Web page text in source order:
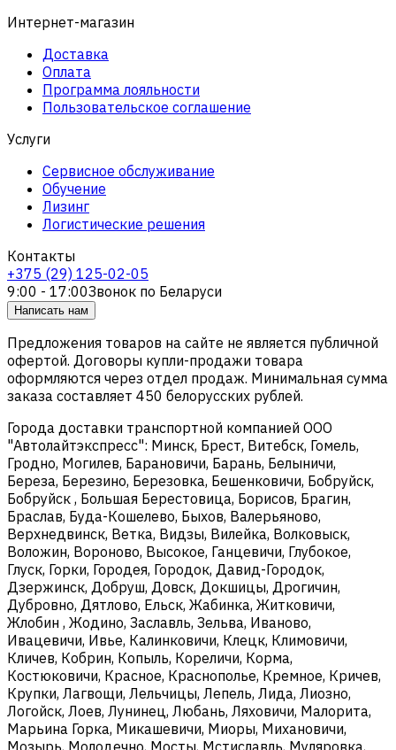
Интернет-магазин
Доставка
Оплата
Программа лояльности
Пользовательское соглашение
Услуги
Сервисное обслуживание
Обучение
Лизинг
Логистические решения
Контакты
+375 (29) 125-02-05
9:00 - 17:00Звонок по Беларуси
Написать нам
Предложения товаров на сайте не является публичной
офертой. Договоры купли-продажи товара
оформляются через отдел продаж. Минимальная сумма
заказа составляет 450 белорусских рублей.
Города доставки транспортной компанией ООО
"Автолайтэкспресс": Минск, Брест, Витебск, Гомель,
Гродно, Могилев, Барановичи, Барань, Белыничи,
Береза, Березино, Березовка, Бешенковичи, Бобруйск,
Бобруйск , Большая Берестовица, Борисов, Брагин,
Браслав, Буда-Кошелево, Быхов, Валерьяново,
Верхнедвинск, Ветка, Видзы, Вилейка, Волковыск,
Воложин, Вороново, Высокое, Ганцевичи, Глубокое,
Глуск, Горки, Городея, Городок, Давид-Городок,
Дзержинск, Добруш, Довск, Докшицы, Дрогичин,
Дубровно, Дятлово, Ельск, Жабинка, Житковичи,
Жлобин , Жодино, Заславль, Зельва, Иваново,
Ивацевичи, Ивье, Калинковичи, Клецк, Климовичи,
Кличев, Кобрин, Копыль, Кореличи, Корма,
Костюковичи, Красное, Краснополье, Кремное, Кричев,
Крупки, Лагвощи, Лельчицы, Лепель, Лида, Лиозно,
Логойск, Лоев, Лунинец, Любань, Ляховичи, Малорита,
Марьина Горка, Микашевичи, Миоры, Михановичи,
Мозырь, Молодечно, Мосты, Мстиславль, Муляровка,